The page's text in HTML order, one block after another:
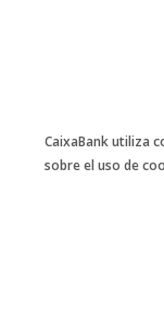
CaixaBank utiliza
sobre el uso de